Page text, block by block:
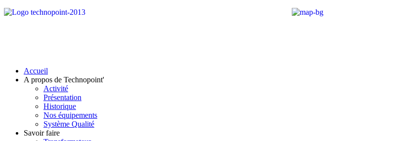
Accueil
A propos de Technopoint'
Activité
Présentation
Historique
Nos équipements
Système Qualité
Savoir faire